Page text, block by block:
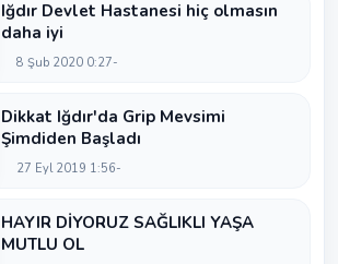
Iğdır Devlet Hastanesi hiç olmasın
daha iyi
8 Şub 2020 0:27
Dikkat Iğdır'da Grip Mevsimi
Şimdiden Başladı
27 Eyl 2019 1:56
HAYIR DİYORUZ SAĞLIKLI YAŞA
MUTLU OL